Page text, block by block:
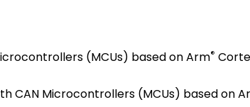
(MCUs) based on Arm®
CAN Microcontrollers (MCUs) based on